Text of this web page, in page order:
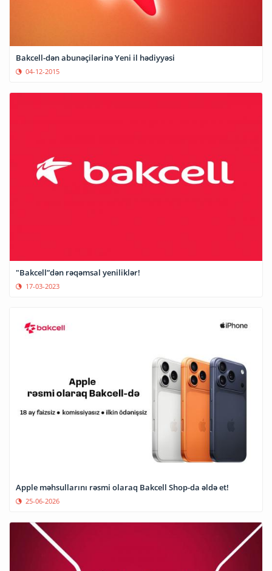
Bakcell-dən abunəçilərinə Yeni il hədiyyəsi
04-12-2015
"Bakcell”dən rəqəmsal yeniliklər!
17-03-2023
Apple məhsullarını rəsmi olaraq Bakcell Shop-da əldə et!
25-06-2026